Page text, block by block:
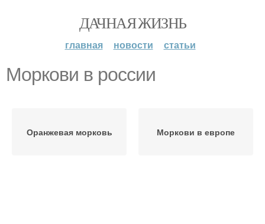
ДАЧНАЯ ЖИЗНЬ
главная новости статьи
Моркови в россии
Оранжевая морковь Моркови в европе